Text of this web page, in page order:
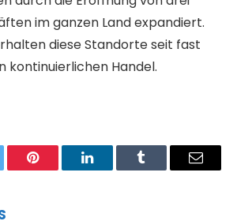
im ganzen Land expandiert.
diese Standorte seit fast
kontinuierlichen Handel.
Pinterest LinkedInTumblr Email